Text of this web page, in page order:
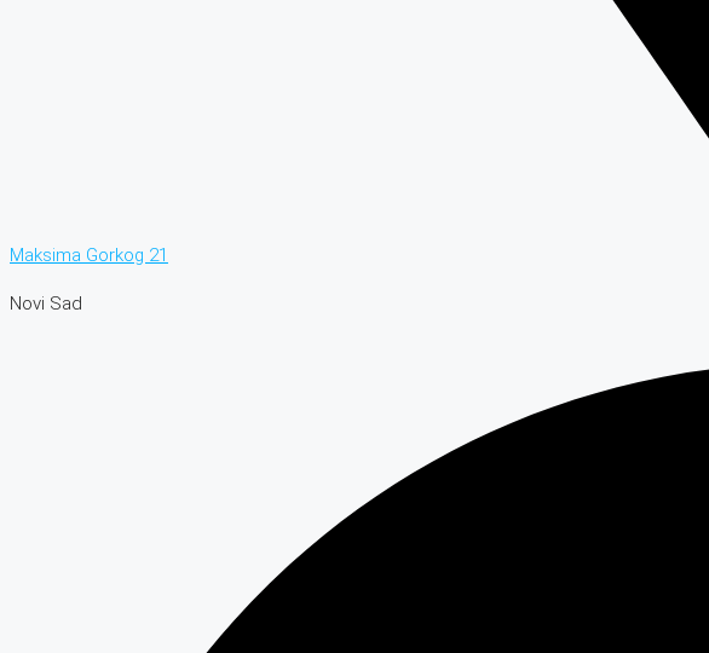
Maksima Gorkog 21
Novi Sad